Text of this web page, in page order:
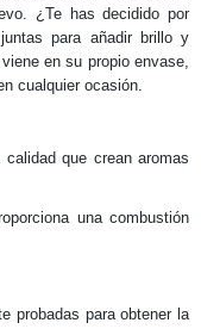
¿Te has decidido por
para añadir brillo y
en su propio envase,
cualquier ocasión.
que crean aromas
una combustión
probadas para obtener la